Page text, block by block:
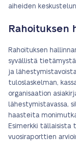
aiheiden
Rahoituksen
Rahoituksen
syvällistä
ja
tuloslaskelman,
organisaation
lähestymistavassa,
haasteita
Esimerkki tällaisista
vuosiraporttien